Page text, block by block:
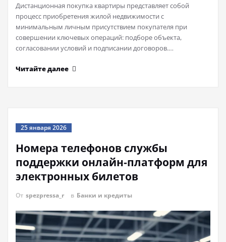
Дистанционная покупка квартиры представляет собой
процесс приобретения жилой недвижимости с
минимальным личным присутствием покупателя при
совершении ключевых операций: подборе объекта,
согласовании условий и подписании договоров.…
Читайте далее
25 января 2026
Номера телефонов службы
поддержки онлайн‑платформ для
электронных билетов
От spezpressa_r в Банки и кредиты